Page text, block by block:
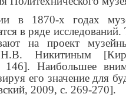
в 1870-х годах
в ряде
на проект
Н.В. Никитиным
146]. Наибольшее
его значение для
2009, с. 269-270].